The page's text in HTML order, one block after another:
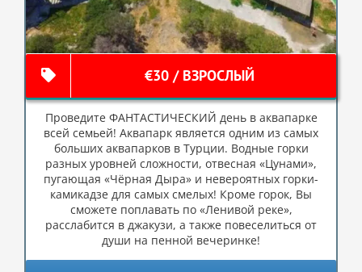
€30 / ВЗРОСЛЫЙ
Проведите ФАНТАСТИЧЕСКИЙ день в аквапарке
всей семьей! Аквапарк является одним из самых
больших аквапарков в Турции. Водные горки
разных уровней сложности, отвесная «Цунами»,
пугающая «Чёрная Дыра» и невероятных горки-
камикадзе для самых смелых! Кроме горок, Вы
сможете поплавать по «Ленивой реке»,
расслабится в джакузи, а также повеселиться от
души на пенной вечеринке!